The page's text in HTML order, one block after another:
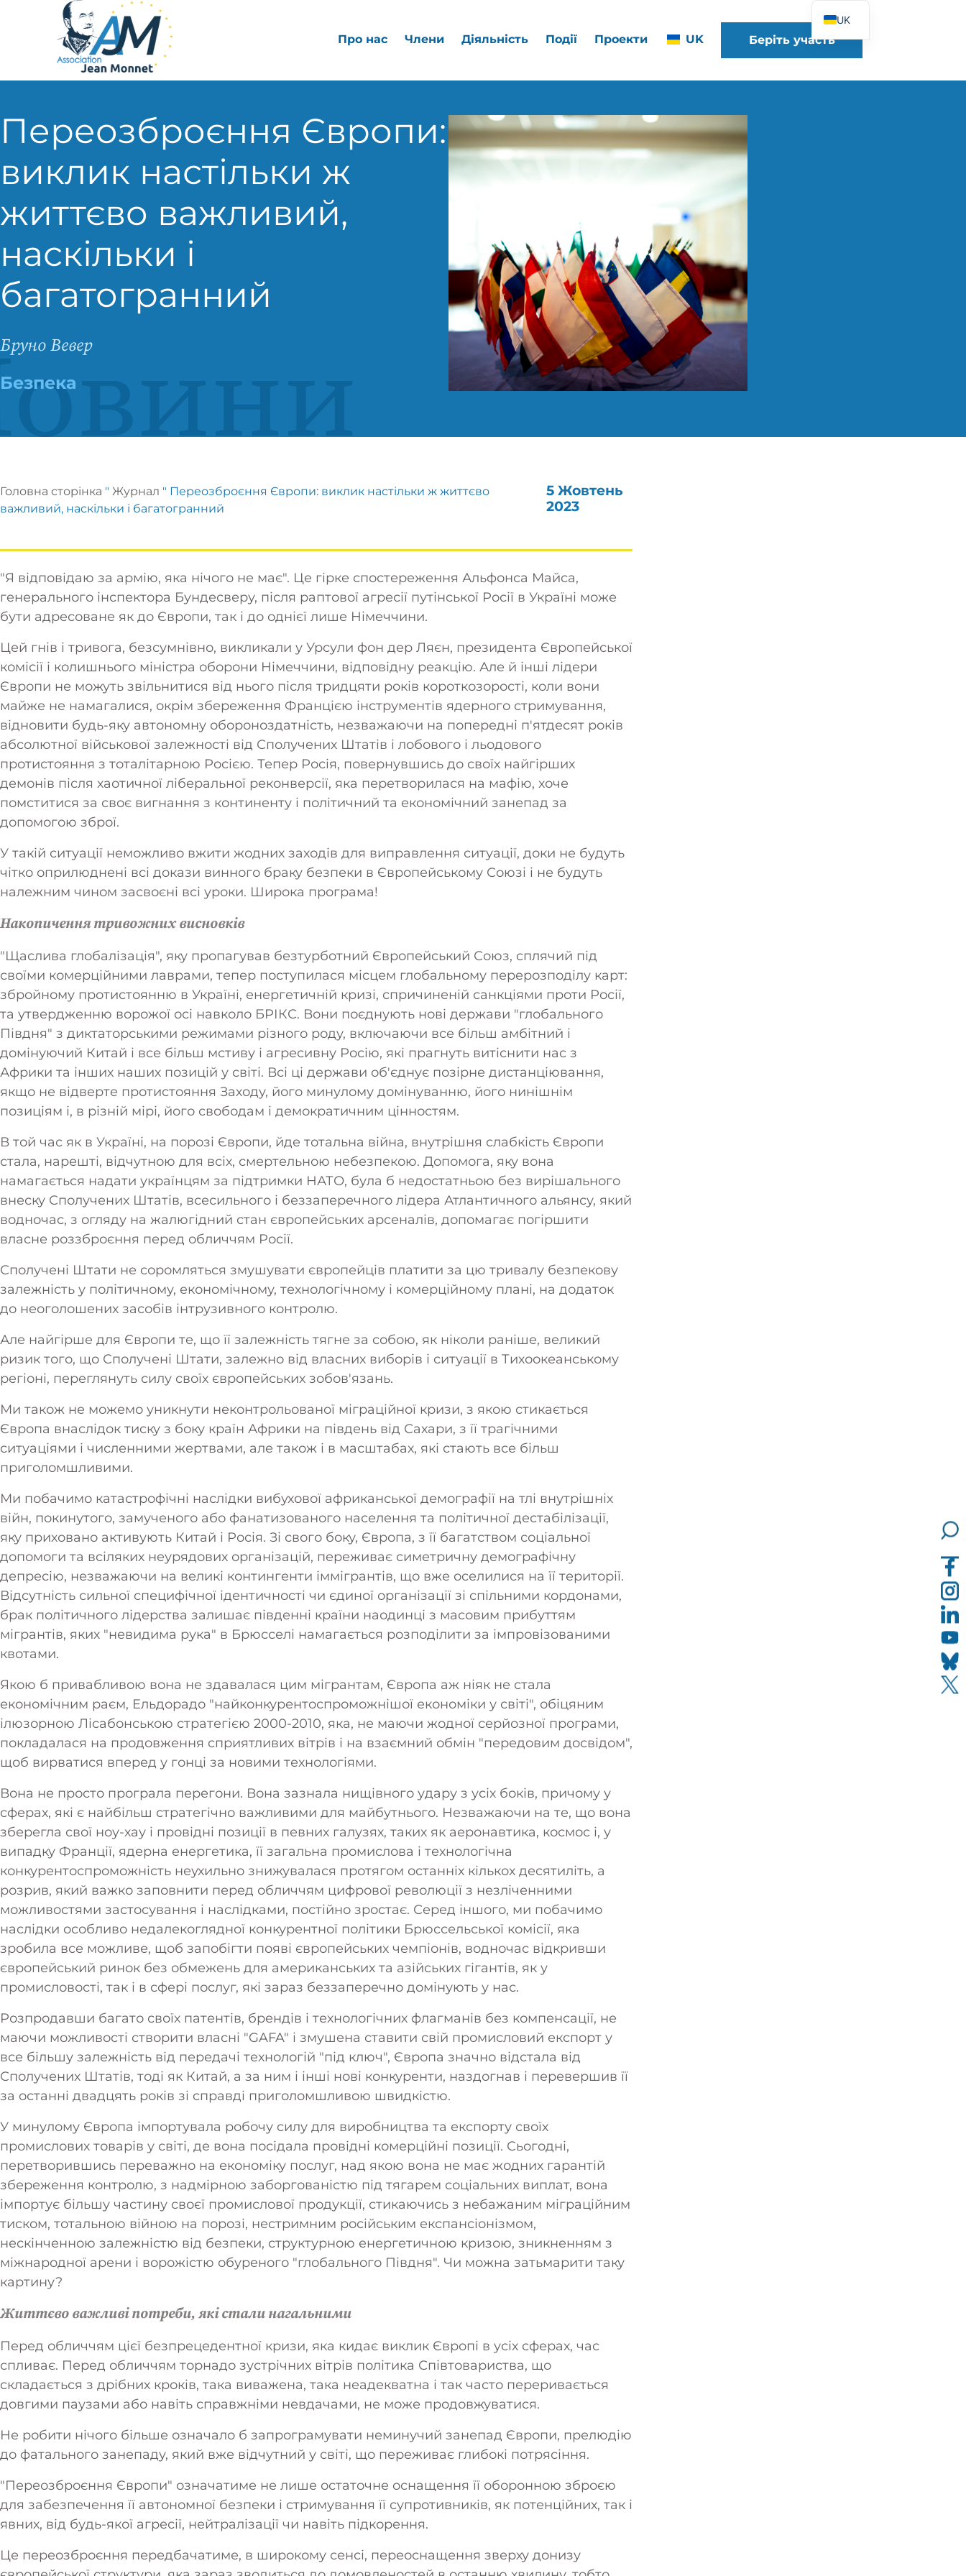
Про нас Члени Діяльність Події Проекти UK Беріть участь
Переозброєння Європи:
виклик настільки ж
життєво важливий,
наскільки і
багатогранний
Бруно Вевер
Безпека
Головна сторінка " Журнал " Переозброєння Європи: виклик настільки ж життєво
важливий, наскільки і багатогранний
5 Жовтень
2023
"Я відповідаю за армію, яка нічого не має". Це гірке спостереження Альфонса Майса,
генерального інспектора Бундесверу, після раптової агресії путінської Росії в Україні може
бути адресоване як до Європи, так і до однієї лише Німеччини.
Цей гнів і тривога, безсумнівно, викликали у Урсули фон дер Ляєн, президента Європейської
комісії і колишнього міністра оборони Німеччини, відповідну реакцію. Але й інші лідери
Європи не можуть звільнитися від нього після тридцяти років короткозорості, коли вони
майже не намагалися, окрім збереження Францією інструментів ядерного стримування,
відновити будь-яку автономну обороноздатність, незважаючи на попередні п'ятдесят років
абсолютної військової залежності від Сполучених Штатів і лобового і льодового
протистояння з тоталітарною Росією. Тепер Росія, повернувшись до своїх найгірших
демонів після хаотичної ліберальної реконверсії, яка перетворилася на мафію, хоче
помститися за своє вигнання з континенту і політичний та економічний занепад за
допомогою зброї.
У такій ситуації неможливо вжити жодних заходів для виправлення ситуації, доки не будуть
чітко оприлюднені всі докази винного браку безпеки в Європейському Союзі і не будуть
належним чином засвоєні всі уроки. Широка програма!
Накопичення тривожних висновків
"Щаслива глобалізація", яку пропагував безтурботний Європейський Союз, сплячий під
своїми комерційними лаврами, тепер поступилася місцем глобальному перерозподілу карт:
збройному протистоянню в Україні, енергетичній кризі, спричиненій санкціями проти Росії,
та утвердженню ворожої осі навколо БРІКС. Вони поєднують нові держави "глобального
Півдня" з диктаторськими режимами різного роду, включаючи все більш амбітний і
домінуючий Китай і все більш мстиву і агресивну Росію, які прагнуть витіснити нас з
Африки та інших наших позицій у світі. Всі ці держави об'єднує позірне дистанціювання,
якщо не відверте протистояння Заходу, його минулому домінуванню, його нинішнім
позиціям і, в різній мірі, його свободам і демократичним цінностям.
В той час як в Україні, на порозі Європи, йде тотальна війна, внутрішня слабкість Європи
стала, нарешті, відчутною для всіх, смертельною небезпекою. Допомога, яку вона
намагається надати українцям за підтримки НАТО, була б недостатньою без вирішального
внеску Сполучених Штатів, всесильного і беззаперечного лідера Атлантичного альянсу, який
водночас, з огляду на жалюгідний стан європейських арсеналів, допомагає погіршити
власне роззброєння перед обличчям Росії.
Сполучені Штати не соромляться змушувати європейців платити за цю тривалу безпекову
залежність у політичному, економічному, технологічному і комерційному плані, на додаток
до неоголошених засобів інтрузивного контролю.
Але найгірше для Європи те, що її залежність тягне за собою, як ніколи раніше, великий
ризик того, що Сполучені Штати, залежно від власних виборів і ситуації в Тихоокеанському
регіоні, переглянуть силу своїх європейських зобов'язань.
Ми також не можемо уникнути неконтрольованої міграційної кризи, з якою стикається
Європа внаслідок тиску з боку країн Африки на південь від Сахари, з її трагічними
ситуаціями і численними жертвами, але також і в масштабах, які стають все більш
приголомшливими.
Ми побачимо катастрофічні наслідки вибухової африканської демографії на тлі внутрішніх
війн, покинутого, замученого або фанатизованого населення та політичної дестабілізації,
яку приховано активують Китай і Росія. Зі свого боку, Європа, з її багатством соціальної
допомоги та всіляких неурядових організацій, переживає симетричну демографічну
депресію, незважаючи на великі контингенти іммігрантів, що вже оселилися на її території.
Відсутність сильної специфічної ідентичності чи єдиної організації зі спільними кордонами,
брак політичного лідерства залишає південні країни наодинці з масовим прибуттям
мігрантів, яких "невидима рука" в Брюсселі намагається розподілити за імпровізованими
квотами.
Якою б привабливою вона не здавалася цим мігрантам, Європа аж ніяк не стала
економічним раєм, Ельдорадо "найконкурентоспроможнішої економіки у світі", обіцяним
ілюзорною Лісабонською стратегією 2000-2010, яка, не маючи жодної серйозної програми,
покладалася на продовження сприятливих вітрів і на взаємний обмін "передовим досвідом",
щоб вирватися вперед у гонці за новими технологіями.
Вона не просто програла перегони. Вона зазнала нищівного удару з усіх боків, причому у
сферах, які є найбільш стратегічно важливими для майбутнього. Незважаючи на те, що вона
зберегла свої ноу-хау і провідні позиції в певних галузях, таких як аеронавтика, космос і, у
випадку Франції, ядерна енергетика, її загальна промислова і технологічна
конкурентоспроможність неухильно знижувалася протягом останніх кількох десятиліть, а
розрив, який важко заповнити перед обличчям цифрової революції з незліченними
можливостями застосування і наслідками, постійно зростає. Серед іншого, ми побачимо
наслідки особливо недалекоглядної конкурентної політики Брюссельської комісії, яка
зробила все можливе, щоб запобігти появі європейських чемпіонів, водночас відкривши
європейський ринок без обмежень для американських та азійських гігантів, як у
промисловості, так і в сфері послуг, які зараз беззаперечно домінують у нас.
Розпродавши багато своїх патентів, брендів і технологічних флагманів без компенсації, не
маючи можливості створити власні "GAFA" і змушена ставити свій промисловий експорт у
все більшу залежність від передачі технологій "під ключ", Європа значно відстала від
Сполучених Штатів, тоді як Китай, а за ним і інші нові конкуренти, наздогнав і перевершив її
за останні двадцять років зі справді приголомшливою швидкістю.
У минулому Європа імпортувала робочу силу для виробництва та експорту своїх
промислових товарів у світі, де вона посідала провідні комерційні позиції. Сьогодні,
перетворившись переважно на економіку послуг, над якою вона не має жодних гарантій
збереження контролю, з надмірною заборгованістю під тягарем соціальних виплат, вона
імпортує більшу частину своєї промислової продукції, стикаючись з небажаним міграційним
тиском, тотальною війною на порозі, нестримним російським експансіонізмом,
нескінченною залежністю від безпеки, структурною енергетичною кризою, зникненням з
міжнародної арени і ворожістю обуреного "глобального Півдня". Чи можна затьмарити таку
картину?
Життєво важливі потреби, які стали нагальними
Перед обличчям цієї безпрецедентної кризи, яка кидає виклик Європі в усіх сферах, час
спливає. Перед обличчям торнадо зустрічних вітрів політика Співтовариства, що
складається з дрібних кроків, така виважена, така неадекватна і так часто переривається
довгими паузами або навіть справжніми невдачами, не може продовжуватися.
Не робити нічого більше означало б запрограмувати неминучий занепад Європи, прелюдію
до фатального занепаду, який вже відчутний у світі, що переживає глибокі потрясіння.
"Переозброєння Європи" означатиме не лише остаточне оснащення її оборонною зброєю
для забезпечення її автономної безпеки і стримування її супротивників, як потенційних, так і
явних, від будь-якої агресії, нейтралізації чи навіть підкорення.
Це переозброєння передбачатиме, в широкому сенсі, переоснащення зверху донизу
UK
FR